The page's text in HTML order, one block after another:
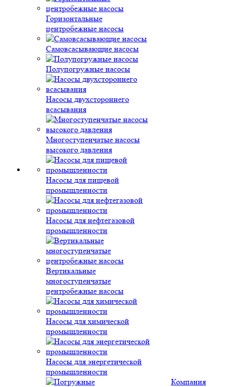
Горизонтальные
центробежные насосы
Самовсасывающие насосы
Полупогружные насосы
Насосы двухстороннего
всасывания
Многоступенчатые насосы
высокого давления
Насосы для пищевой
промышленности
Насосы для нефтегазовой
промышленности
Вертикальные
многоступенчатые
центробежные насосы
Насосы для химической
промышленности
Насосы для энергетической
промышленности
Компания